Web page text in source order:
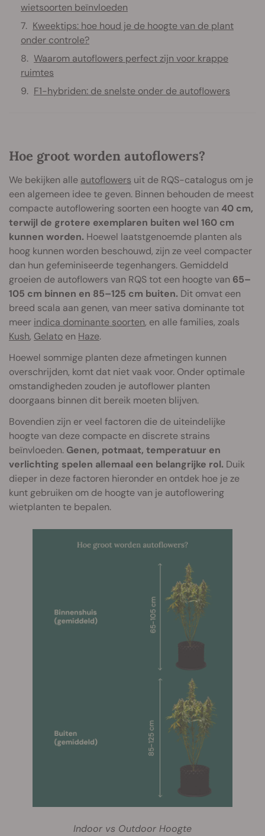
wietsoorten beïnvloeden
Kweektips: hoe houd je de hoogte van de plant
onder controle?
Waarom autoflowers perfect zijn voor krappe
ruimtes
F1-hybriden: de snelste onder de autoflowers
Hoe groot worden autoflowers?
We bekijken alle autoflowers uit de RQS-catalogus om je
een algemeen idee te geven. Binnen behouden de meest
compacte autoflowering soorten een hoogte van 40 cm,
terwijl de grotere exemplaren buiten wel 160 cm
kunnen worden. Hoewel laatstgenoemde planten als
hoog kunnen worden beschouwd, zijn ze veel compacter
dan hun gefeminiseerde tegenhangers. Gemiddeld
groeien de autoflowers van RQS tot een hoogte van 65–
105 cm binnen en 85–125 cm buiten. Dit omvat een
breed scala aan genen, van meer sativa dominante tot
meer indica dominante soorten, en alle families, zoals
Kush, Gelato en Haze.
Hoewel sommige planten deze afmetingen kunnen
overschrijden, komt dat niet vaak voor. Onder optimale
omstandigheden zouden je autoflower planten
doorgaans binnen dit bereik moeten blijven.
Bovendien zijn er veel factoren die de uiteindelijke
hoogte van deze compacte en discrete strains
beïnvloeden. Genen, potmaat, temperatuur en
verlichting spelen allemaal een belangrijke rol. Duik
dieper in deze factoren hieronder en ontdek hoe je ze
kunt gebruiken om de hoogte van je autoflowering
wietplanten te bepalen.
Indoor vs Outdoor Hoogte